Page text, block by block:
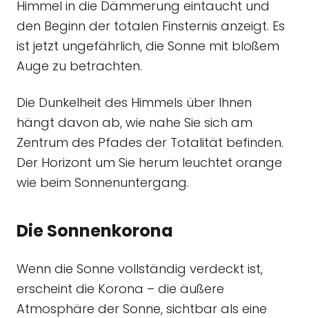
Himmel in die Dämmerung eintaucht und
den Beginn der totalen Finsternis anzeigt. Es
ist jetzt ungefährlich, die Sonne mit bloßem
Auge zu betrachten.
Die Dunkelheit des Himmels über Ihnen
hängt davon ab, wie nahe Sie sich am
Zentrum des Pfades der Totalität befinden.
Der Horizont um Sie herum leuchtet orange
wie beim Sonnenuntergang.
Die Sonnenkorona
Wenn die Sonne vollständig verdeckt ist,
erscheint die Korona – die äußere
Atmosphäre der Sonne, sichtbar als eine